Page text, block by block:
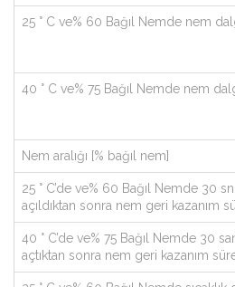
25 ° C ve% 60 Bağıl Nemde nem
40 ° C ve% 75 Bağıl Nemde nem
Nem aralığı [% bağıl nem]
25 ° C’de ve% 60 Bağıl Nemde 30
açıldıktan sonra nem geri kazanım
40 ° C’de ve% 75 Bağıl Nemde 30
açtıktan sonra nem geri kazanım